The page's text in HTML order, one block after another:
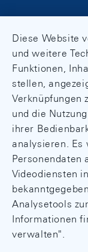
Diese Website
und weitere
Funktionen,
stellen,
Verknüpfungen
und die
ihrer
analysieren. Es
Personendaten
Videodiensten
Analysetools
Informationen
verwalten".